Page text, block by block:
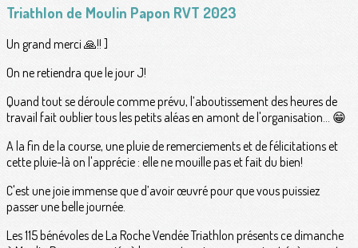
Triathlon de Moulin Papon RVT 2023
Un grand merci 🙏!! ]
On ne retiendra que le jour J!
Quand tout se déroule comme prévu, l’aboutissement des heures de
travail fait oublier tous les petits aléas en amont de l'organisation... 😁
A la fin de la course, une pluie de remerciements et de félicitations et
cette pluie-là on l'apprécie : elle ne mouille pas et fait du bien!
C'est une joie immense que d’avoir œuvré pour que vous puissiez
passer une belle journée.
Les 115 bénévoles de La Roche Vendée Triathlon présents ce dimanche